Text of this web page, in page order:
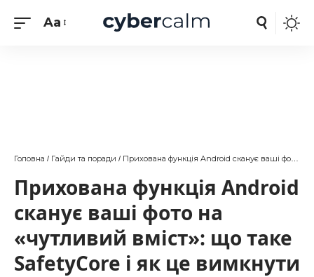
Aa
Головна / Гайди та поради / Прихована функція Android сканує ваші фото на «чутливий вміст»: що таке SafetyCore і як це вимкнути
Прихована функція Android
сканує ваші фото на
«чутливий вміст»: що таке
SafetyCore і як це вимкнути